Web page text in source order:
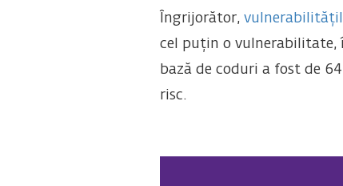
Îngrijorător,
cel puțin o vulnerabilitate,
bază de coduri a fost de
risc.